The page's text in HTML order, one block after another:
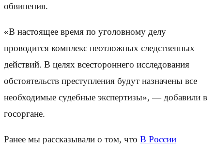
обвинения.
«В настоящее время по уголовному делу
проводится комплекс неотложных следственных
действий. В целях всестороннего исследования
обстоятельств преступления будут назначены все
необходимые судебные экспертизы», — добавили в
госоргане.
Ранее мы рассказывали о том, что В России